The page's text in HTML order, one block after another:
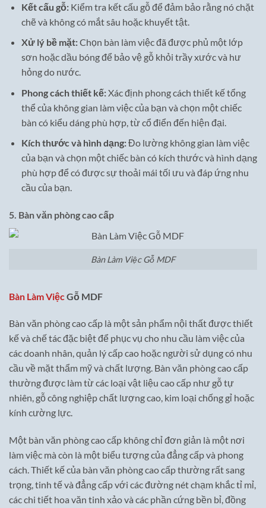
Kết cấu gỗ:Kiểm tra kết cấu gỗ để đảm bảo rằng nó chặt
chẽ và không có mắt sâu hoặc khuyết tật.
Xử lý bề mặt:Chọn bàn làm việc đã được phủ một lớp
sơn hoặc dầu bóng để bảo vệ gỗ khỏi trầy xước và hư
hỏng do nước.
Phong cách thiết kế:Xác định phong cách thiết kế tổng
thể của không gian làm việc của bạn và chọn một chiếc
bàn có kiểu dáng phù hợp, từ cổ điển đến hiện đại.
Kích thước và hình dạng:Đo lường không gian làm việc
của bạn và chọn một chiếc bàn có kích thước và hình dạng
phù hợp để có được sự thoải mái tối ưu và đáp ứng nhu
cầu của bạn.
5. Bàn văn phòng cao cấp
Bàn Làm Việc Gỗ MDF
Bàn Làm Việc Gỗ MDF
Bàn văn phòng cao cấp là một sản phẩm nội thất được thiết
kế và chế tác đặc biệt để phục vụ cho nhu cầu làm việc của
các doanh nhân, quản lý cấp cao hoặc người sử dụng có nhu
cầu về mặt thẩm mỹ và chất lượng. Bàn văn phòng cao cấp
thường được làm từ các loại vật liệu cao cấp như gỗ tự
nhiên, gỗ công nghiệp chất lượng cao, kim loại chống gỉ hoặc
kính cường lực.
Một bàn văn phòng cao cấp không chỉ đơn giản là một nơi
làm việc mà còn là một biểu tượng của đẳng cấp và phong
cách. Thiết kế của bàn văn phòng cao cấp thường rất sang
trọng, tinh tế và đẳng cấp với các đường nét chạm khắc tỉ mỉ,
các chi tiết hoa văn tinh xảo và các phần cứng bền bỉ, đồng